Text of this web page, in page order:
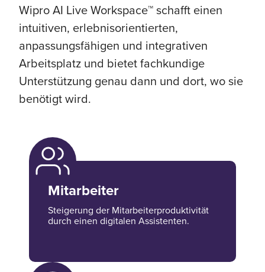
Wipro AI Live Workspace™ schafft einen
intuitiven, erlebnisorientierten,
anpassungsfähigen und integrativen
Arbeitsplatz und bietet fachkundige
Unterstützung genau dann und dort, wo sie
benötigt wird.
Mitarbeiter
Steigerung der Mitarbeiterproduktivität
durch einen digitalen Assistenten.